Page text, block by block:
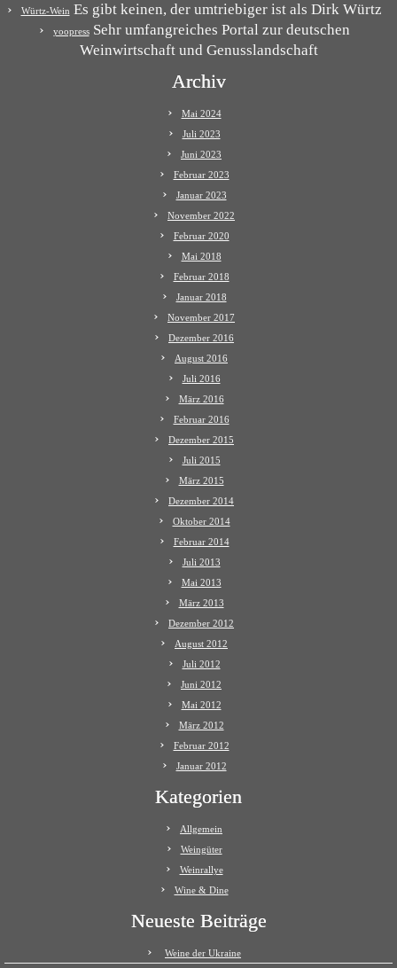
Würtz-Wein Es gibt keinen, der umtriebiger ist als Dirk Würtz
yoopressSehr umfangreiches Portal zur deutschen
Weinwirtschaft und Genusslandschaft
Archiv
Mai 2024
Juli 2023
Juni 2023
Februar 2023
Januar 2023
November 2022
Februar 2020
Mai 2018
Februar 2018
Januar 2018
November 2017
Dezember 2016
August 2016
Juli 2016
März 2016
Februar 2016
Dezember 2015
Juli 2015
März 2015
Dezember 2014
Oktober 2014
Februar 2014
Juli 2013
Mai 2013
März 2013
Dezember 2012
August 2012
Juli 2012
Juni 2012
Mai 2012
März 2012
Februar 2012
Januar 2012
Kategorien
Allgemein
Weingüter
Weinrallye
Wine & Dine
Neueste Beiträge
Weine der Ukraine